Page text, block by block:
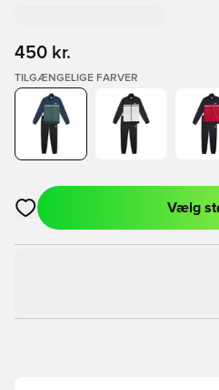
450 kr.
TILGÆNGELIGE FARVER
Åbner en Modal til at logge ind
Vælg